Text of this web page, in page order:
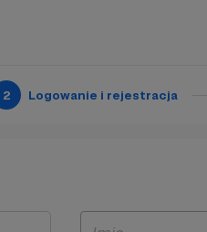
2 Logowanie i rejestracja